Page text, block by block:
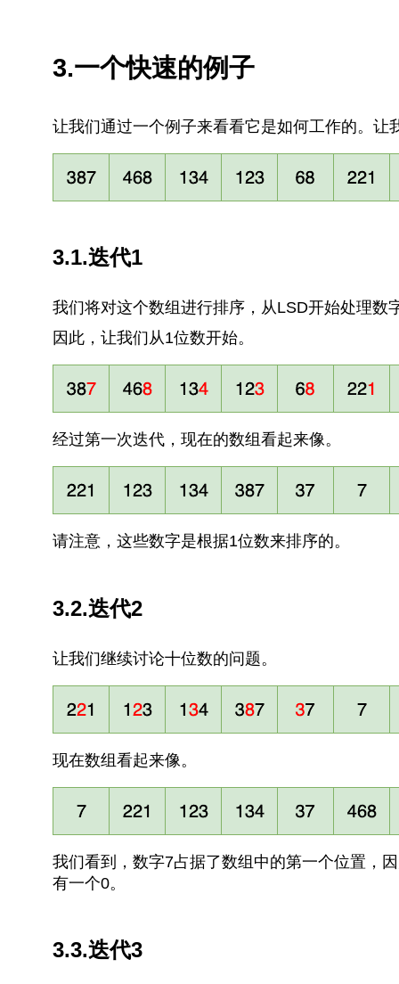
3.一个快速的例子
让我们通过一个例子来看看它是如何工作的。让
3.1.迭代1
我们将对这个数组进行排序，从LSD开始处理数
因此，让我们从1位数开始。
经过第一次迭代，现在的数组看起来像。
请注意，这些数字是根据1位数来排序的。
3.2.迭代2
让我们继续讨论十位数的问题。
现在数组看起来像。
我们看到，数字7占据了数组中的第一个位置，
有一个0。
3.3.迭代3